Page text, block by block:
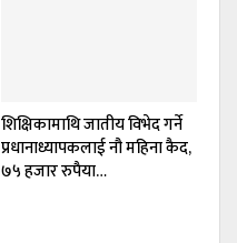
शिक्षिकामाथि जातीय विभेद गर्ने
प्रधानाध्यापकलाई नौ महिना कैद,
७५ हजार रुपैया…